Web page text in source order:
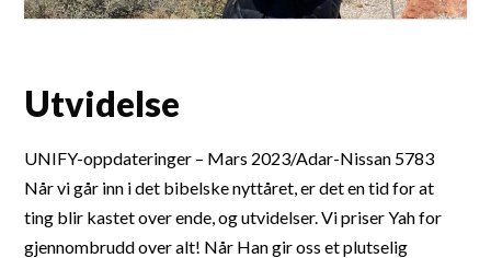
Utvidelse
UNIFY-oppdateringer – Mars 2023/Adar-Nissan 5783
Når vi går inn i det bibelske nyttåret, er det en tid for at
ting blir kastet over ende, og utvidelser. Vi priser Yah for
gjennombrudd over alt! Når Han gir oss et plutselig